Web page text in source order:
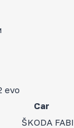
evo
Car
ŠKODA